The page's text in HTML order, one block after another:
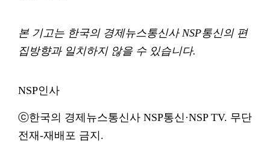
본 기고는 한국의 경제뉴스통신사 NSP통신의 편
집방향과 일치하지 않을 수 있습니다.
NSP인사
ⓒ한국의 경제뉴스통신사 NSP통신·NSP TV. 무단
전재-재배포 금지.